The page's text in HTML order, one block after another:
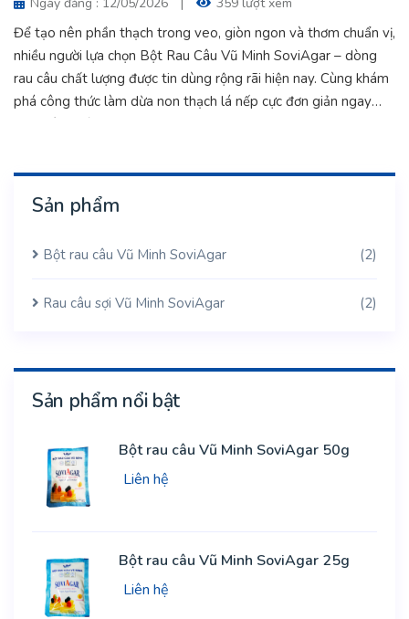
Để tạo nên phần thạch trong veo, giòn ngon và thơm chuẩn vị,
nhiều người lựa chọn Bột Rau Câu Vũ Minh SoviAgar – dòng
rau câu chất lượng được tin dùng rộng rãi hiện nay. Cùng khám
phá công thức làm dừa non thạch lá nếp cực đơn giản ngay
dưới đây nhé!
Sản phẩm
Bột rau câu Vũ Minh SoviAgar (2)
Rau câu sợi Vũ Minh SoviAgar (2)
Sản phẩm nổi bật
Bột rau câu Vũ Minh SoviAgar 50g
Liên hệ
Bột rau câu Vũ Minh SoviAgar 25g
Liên hệ